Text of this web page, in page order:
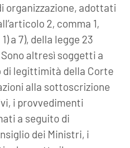
organizzazione, adottati
2, comma 1,
a 7), della legge 23
altresì soggetti a
legittimità della Corte
alla sottoscrizione
i provvedimenti
a seguito di
dei Ministri, i